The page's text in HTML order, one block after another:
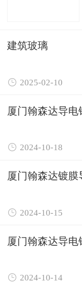
建筑玻璃
 2025-02-10
厦门翰森达导电
 2024-10-18
厦门翰森达镀膜
 2024-10-15
厦门翰森达导电
 2024-10-14